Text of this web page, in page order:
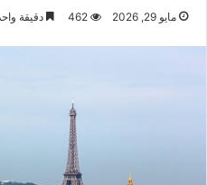
مايو 29, 2026 462 دقيقة